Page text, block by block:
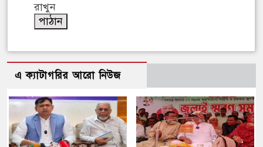
রাখুন
এ ক্যাটাগরির আরো নিউজ